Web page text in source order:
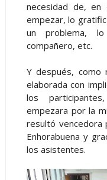
necesidad de, en
empezar, lo
un problema,
compañero, etc.
Y después, como
elaborada con
los
empezara por la
resultó vencedora
Enhorabuena y
los asistentes.